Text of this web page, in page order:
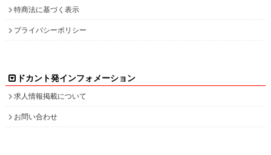
特商法に基づく表示
プライバシーポリシー
ドカント発インフォメーション
求人情報掲載について
お問い合わせ